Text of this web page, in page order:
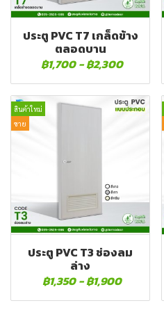
ประตู PVC T7 เกล็ดข้าง
ตลอดบาน
฿1,700 -฿2,300
สินค้าใหม่
ขาย
ประตู PVC T3 ช่องลม
ล่าง
฿1,350 -฿1,900